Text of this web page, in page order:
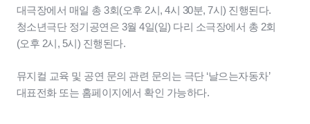
대극장에서 매일 총 3회(오후 2시, 4시 30분, 7시) 진행된다.
청소년극단 정기공연은 3월 4일(일) 다리 소극장에서 총 2회
(오후 2시, 5시) 진행된다.
뮤지컬 교육 및 공연 문의 관련 문의는 극단 ‘날으는자동차’
대표전화 또는 홈페이지에서 확인 가능하다.